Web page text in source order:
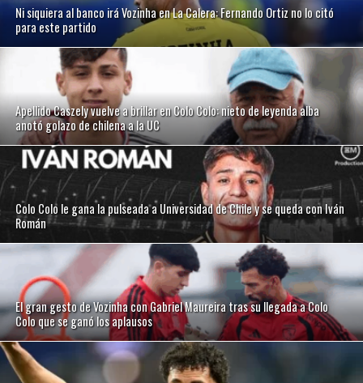
Ni siquiera al banco irá Vozinha en La Calera: Fernando Ortiz no lo citó
para este partido
Apellido Caszely vuelve a brillar en Colo Colo: nieto de leyenda alba
anotó golazo de chilena a la UC
Colo Colo le gana la pulseada a Universidad de Chile y se queda con Iván
Román
El gran gesto de Vozinha con Gabriel Maureira tras su llegada a Colo
Colo que se ganó los aplausos